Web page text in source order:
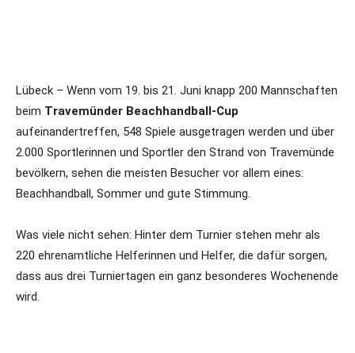
Lübeck – Wenn vom 19. bis 21. Juni knapp 200 Mannschaften
beim Travemünder Beachhandball-Cup
aufeinandertreffen, 548 Spiele ausgetragen werden und über
2.000 Sportlerinnen und Sportler den Strand von Travemünde
bevölkern, sehen die meisten Besucher vor allem eines:
Beachhandball, Sommer und gute Stimmung.
Was viele nicht sehen: Hinter dem Turnier stehen mehr als
220 ehrenamtliche Helferinnen und Helfer, die dafür sorgen,
dass aus drei Turniertagen ein ganz besonderes Wochenende
wird.